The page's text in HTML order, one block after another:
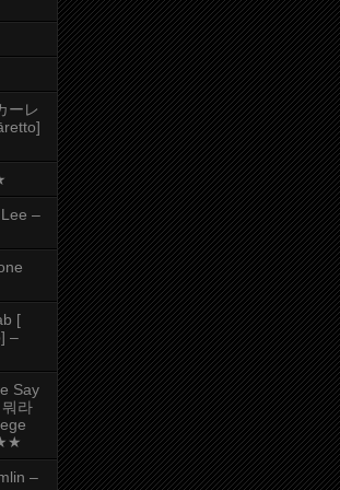
ーレ
–
[
Say
라
–